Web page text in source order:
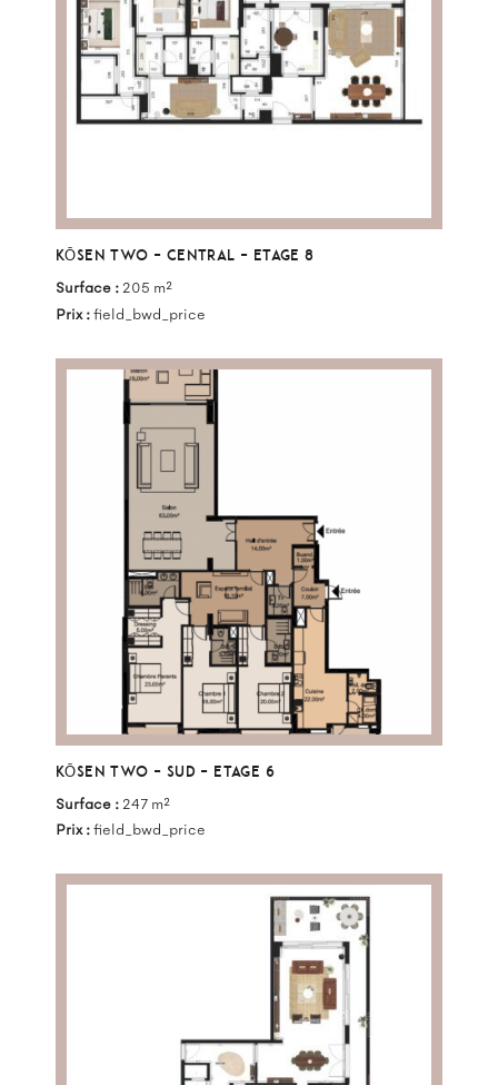
KŌSEN TWO – CENTRAL – ETAGE 8
Surface : 205 m²
Prix :field_bwd_price
KŌSEN TWO – SUD – ETAGE 6
Surface : 247 m²
Prix :field_bwd_price